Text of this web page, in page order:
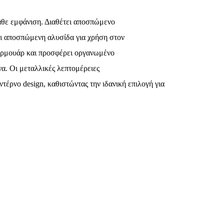
εμφάνιση. Διαθέτει αποσπώμενο
αποσπώμενη αλυσίδα για χρήση στον
και προσφέρει οργανωμένο
Οι μεταλλικές λεπτομέρειες
design, καθιστώντας την ιδανική επιλογή για